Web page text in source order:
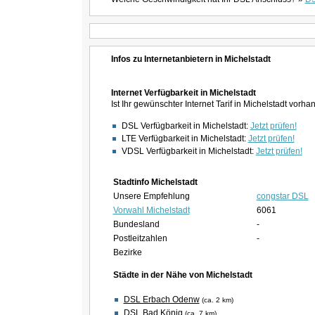
Infos zu Internetanbietern in Michelstadt
Internet Verfügbarkeit in Michelstadt
Ist Ihr gewünschter Internet Tarif in Michelstadt
DSL Verfügbarkeit in Michelstadt: Jetzt prüfen!
LTE Verfügbarkeit in Michelstadt: Jetzt prüfen!
VDSL Verfügbarkeit in Michelstadt: Jetzt prüfen!
Stadtinfo Michelstadt
Unsere Empfehlung
congstar DSL
Vorwahl Michelstadt
6061
Bundesland
-
Postleitzahlen
-
Bezirke
Städte in der Nähe von Michelstadt
DSL Erbach Odenw (ca. 2 km)
DSL Bad König (ca. 7 km)